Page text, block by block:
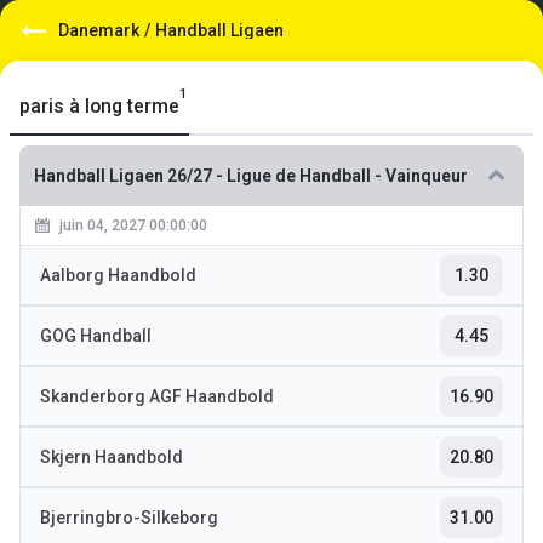
Danemark / Handball Ligaen
paris à long terme
1
Handball Ligaen 26/27 - Ligue de Handball - Vainqueur
juin 04, 2027 00:00:00
Aalborg Haandbold 1.30
GOG Handball 4.45
Skanderborg AGF Haandbold 16.90
Skjern Haandbold 20.80
Bjerringbro-Silkeborg 31.00